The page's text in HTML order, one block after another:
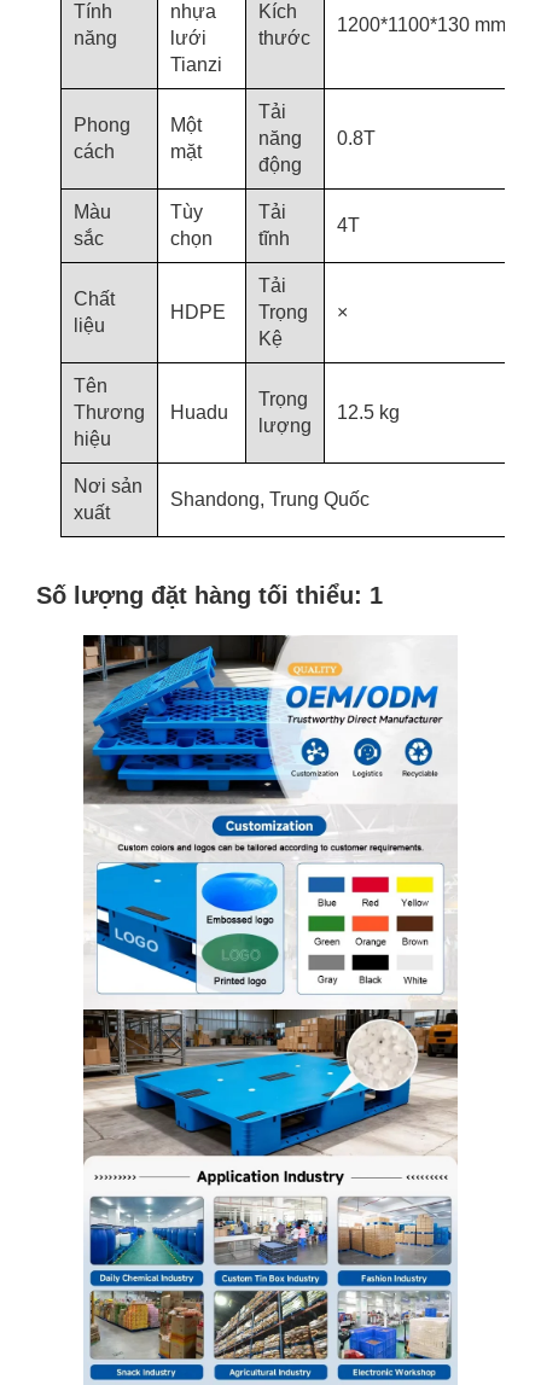
Tính
năng
nhựa
lưới
Tianzi
Kích
thước
1200*1100*130 mm
Phong
cách
Một
mặt
Tải
năng
động
0.8T
Màu
sắc
Tùy
chọn
Tải
tĩnh
4T
Chất
liệu
HDPE
Tải
Trọng
Kệ
×
Tên
Thương
hiệu
Huadu
Trọng
lượng
12.5 kg
Nơi sản
xuất
Shandong, Trung Quốc
Số lượng đặt hàng tối thiểu: 1